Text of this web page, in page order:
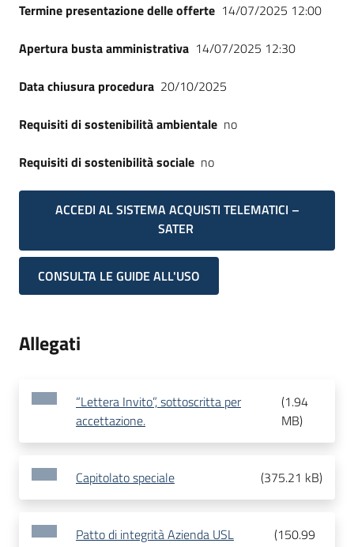
Termine presentazione delle offerte 14/07/2025 12:00
Apertura busta amministrativa 14/07/2025 12:30
Data chiusura procedura 20/10/2025
Requisiti di sostenibilità ambientale no
Requisiti di sostenibilità sociale no
ACCEDI AL SISTEMA ACQUISTI TELEMATICI –
SATER
CONSULTA LE GUIDE ALL'USO
Allegati
“Lettera Invito”, sottoscritta per
accettazione.
(1.94
MB)
Capitolato speciale (375.21 kB)
Patto di integrità Azienda USL
(150.99